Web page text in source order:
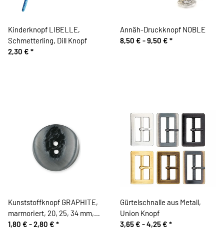
Kinderknopf LIBELLE,
Schmetterling, Dill Knopf
2,30 € *
Annäh-Druckknopf NOBLE
8,50 € -9,50 € *
Kunststoffknopf GRAPHITE,
marmoriert, 20, 25, 34 mm,
Dill Knopf
1,80 € -2,80 € *
Gürtelschnalle aus Metall,
Union Knopf
3,65 € -4,25 € *